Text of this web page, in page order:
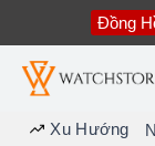
nội
dung
Đồng
Xu Hướng